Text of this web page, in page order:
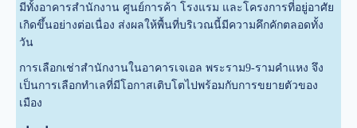
มีทั้งอาคารสำนักงาน ศูนย์การค้า โรงแรม และโครงการที่อยู่อาศัย
เกิดขึ้นอย่างต่อเนื่อง ส่งผลให้พื้นที่บริเวณนี้มีความคึกคักตลอดทั้ง
วัน
การเลือกเช่าสำนักงานในอาคารเจเอล พระราม9-รามคำแหง จึง
เป็นการเลือกทำเลที่มีโอกาสเติบโตไปพร้อมกับการขยายตัวของ
เมือง